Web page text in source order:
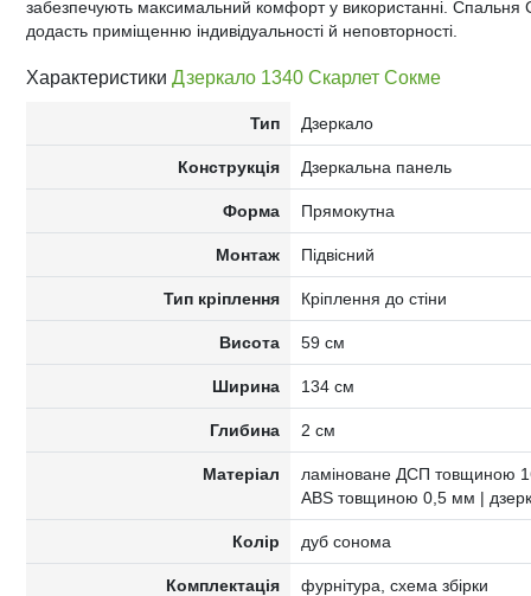
забезпечують максимальний комфорт у використанні. Спальня
додасть приміщенню індивідуальності й неповторності.
Характеристики Дзеркало 1340 Скарлет Сокме
Тип Дзеркало
Конструкція Дзеркальна панель
Форма Прямокутна
Монтаж Підвісний
Тип кріплення Кріплення до стіни
Висота 59 см
Ширина 134 см
Глибина 2 см
Матеріал
ламіноване ДСП товщиною
ABS товщиною 0,5 мм |
Колір дуб сонома
Комплектація фурнітура, схема збірки